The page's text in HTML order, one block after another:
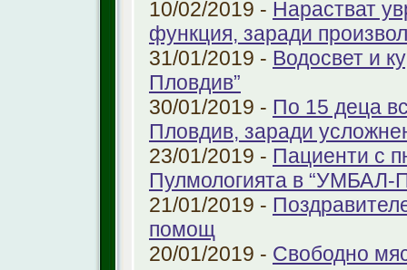
10/02/2019 - Нарастват
функция, заради
31/01/2019 - Водосвет и
Пловдив”
30/01/2019 - По 15 деца
Пловдив, заради
23/01/2019 - Пациенти с
Пулмологията в “УМБАЛ-
21/01/2019 -
помощ
20/01/2019 - Свободно